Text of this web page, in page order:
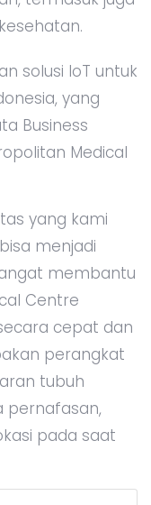
solusi IoT untuk
yang
Business
Medical
yang kami
menjadi
membantu
Centre
cepat dan
perangkat
tubuh
pernafasan,
pada saat